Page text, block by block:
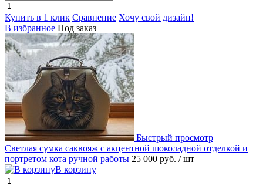
Купить в 1 клик Сравнение Хочу свой дизайн!
В избранное Под заказ
Быстрый просмотр
Светлая сумка саквояж с акцентной шоколадной отделкой и
портретом кота ручной работы 25 000 руб. / шт
В корзину